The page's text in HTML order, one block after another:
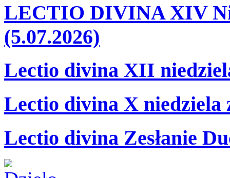
LECTIO DIVINA XIV
(5.07.2026)
Lectio divina XII
Lectio divina X niedziela
Lectio divina Zesłanie